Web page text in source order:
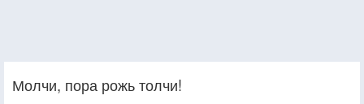
Молчи, пора рожь толчи!